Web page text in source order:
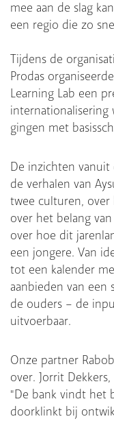
mee aan de slag
een regio die zo
Tijdens de
Prodas
Learning Lab een
internationalisering
gingen met
De inzichten vanuit
de verhalen van
twee culturen, over
over het belang
over hoe dit
een jongere. Van
tot een kalender
aanbieden van een
de ouders – de
uitvoerbaar.
Onze partner
over. Jorrit
"De bank vindt het
doorklinkt bij